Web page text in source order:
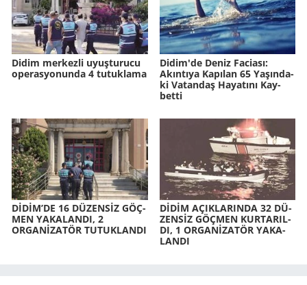
Didim merkezli uyuşturucu
operasyonunda 4 tutuklama
Didim'de Deniz Fa­ci­ası:
Akın­tı­ya Ka­pı­lan 65 Ya­şın­da­
ki Va­tan­daş Ha­ya­tı­nı Kay­
bet­ti
DİDİM’DE 16 DÜ­ZENSİZ GÖÇ­
MEN YA­KA­LAN­DI, 2
ORGANİZATÖR TU­TUK­LAN­DI
DİDİM AÇIK­LA­RIN­DA 32 DÜ­
ZENSİZ GÖÇ­MEN KUR­TA­RIL­
DI, 1 ORGANİZATÖR YA­KA­
LAN­DI